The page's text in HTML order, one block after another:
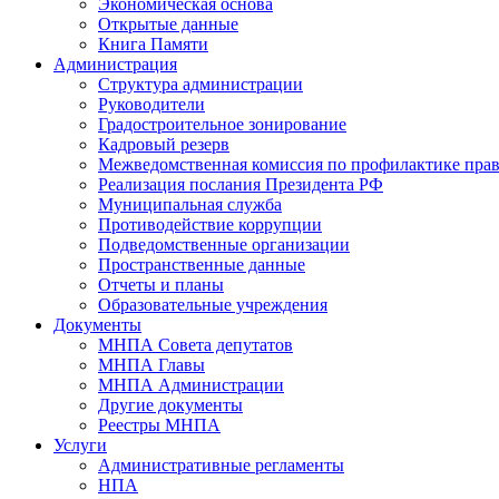
Экономическая основа
Открытые данные
Книга Памяти
Администрация
Структура администрации
Руководители
Градостроительное зонирование
Кадровый резерв
Межведомственная комиссия по профилактике
Реализация послания Президента РФ
Муниципальная служба
Противодействие коррупции
Подведомственные организации
Пространственные данные
Отчеты и планы
Образовательные учреждения
Документы
МНПА Совета депутатов
МНПА Главы
МНПА Администрации
Другие документы
Реестры МНПА
Услуги
Административные регламенты
НПА